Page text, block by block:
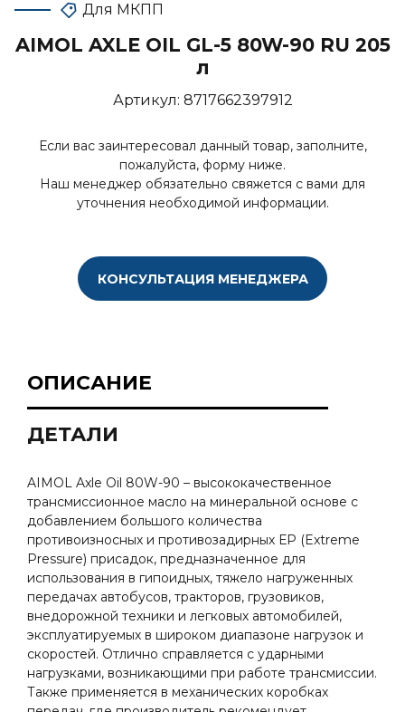
Для МКПП
AIMOL AXLE OIL GL-5 80W-90 RU 205
л
Артикул: 8717662397912
Если вас заинтересовал данный товар, заполните,
пожалуйста, форму ниже.
Наш менеджер обязательно свяжется с вами для
уточнения необходимой информации.
КОНСУЛЬТАЦИЯ МЕНЕДЖЕРА
ОПИСАНИЕ
ДЕТАЛИ
AIMOL Axle Oil 80W-90 – высококачественное
трансмиссионное масло на минеральной основе с
добавлением большого количества
противоизносных и противозадирных ЕР (Extreme
Pressure) присадок, предназначенное для
использования в гипоидных, тяжело нагруженных
передачах автобусов, тракторов, грузовиков,
внедорожной техники и легковых автомобилей,
эксплуатируемых в широком диапазоне нагрузок и
скоростей. Отлично справляется с ударными
нагрузками, возникающими при работе трансмиссии.
Также применяется в механических коробках